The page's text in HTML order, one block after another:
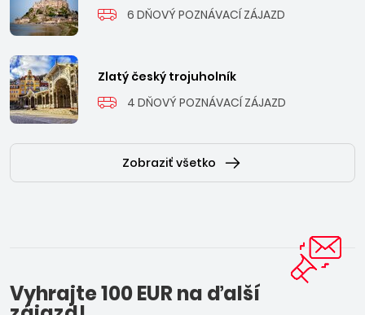
6 DŇOVÝ POZNÁVACÍ ZÁJAZD
Zlatý český trojuholník
4 DŇOVÝ POZNÁVACÍ ZÁJAZD
Zobraziť všetko
Vyhrajte 100 EUR na ďalší